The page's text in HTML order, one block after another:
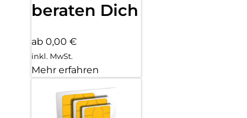
beraten Dich
ab 0,00 €
inkl. MwSt.
Mehr erfahren